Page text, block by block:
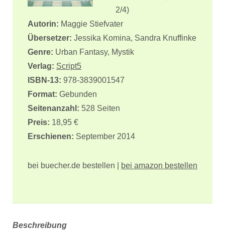
2/4)
Autorin: Maggie Stiefvater
Übersetzer: Jessika Komina, Sandra Knuffinke
Genre: Urban Fantasy, Mystik
Verlag: Script5
ISBN-13: 978-3839001547
Format: Gebunden
Seitenanzahl: 528 Seiten
Preis: 18,95 €
Erschienen: September 2014
bei buecher.de bestellen | bei amazon bestellen
Beschreibung